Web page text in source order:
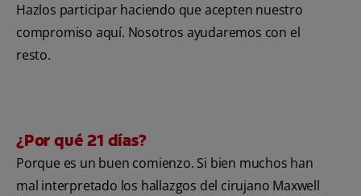
Hazlos participar haciendo que acepten nuestro
compromiso aquí. Nosotros ayudaremos con el
resto.
¿Por qué 21 días?
Porque es un buen comienzo. Si bien muchos han
mal interpretado los hallazgos del cirujano Maxwell